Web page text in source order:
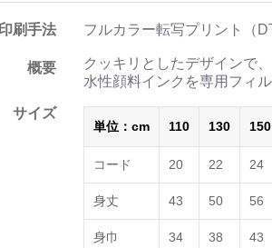
印刷手法 フルカラー転写プリント（
概要
クッキリとしたデザインで
水性顔料インクを専用フィ
サイズ
単位：cm 110 130 150
コード 20 22 24
身丈 43 50 56
身巾 34 38 43